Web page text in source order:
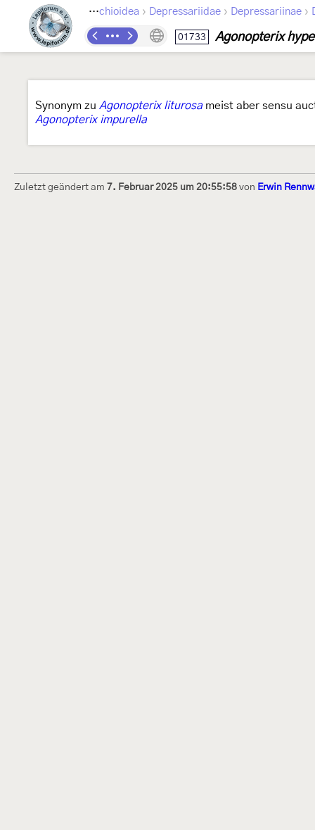
Lepidoptera› Gelechioidea › Depressariidae › Depressariinae ›
01733 Agonopterix
Synonym zu Agonopterix liturosameist aber sensu
Agonopterix impurella
Zuletzt geändert am 7. Februar 2025 um 20:55:58 von Erwin